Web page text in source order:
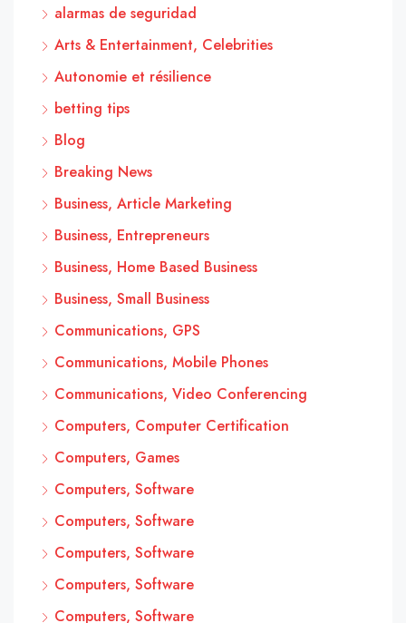
alarmas de seguridad
Arts & Entertainment, Celebrities
Autonomie et résilience
betting tips
Blog
Breaking News
Business, Article Marketing
Business, Entrepreneurs
Business, Home Based Business
Business, Small Business
Communications, GPS
Communications, Mobile Phones
Communications, Video Conferencing
Computers, Computer Certification
Computers, Games
Computers, Software
Computers, Software
Computers, Software
Computers, Software
Computers, Software